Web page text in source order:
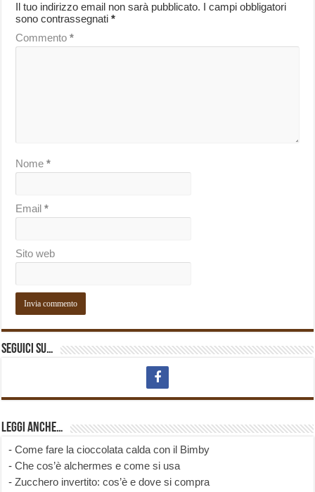
Il tuo indirizzo email non sarà pubblicato. I campi obbligatori
sono contrassegnati*
Commento*
Nome*
Email*
Sito web
Seguici su…
Leggi anche…
-Come fare la cioccolata calda con il Bimby
-Che cos’è alchermes e come si usa
-Zucchero invertito: cos’è e dove si compra